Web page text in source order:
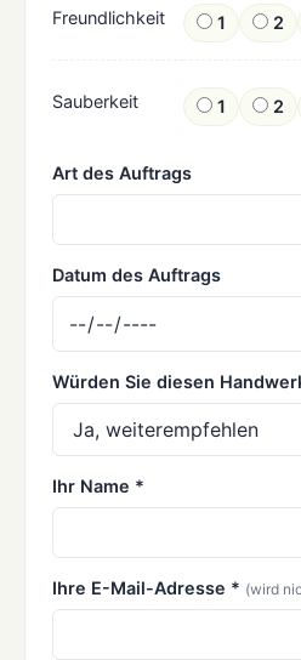
Freundlichkeit 1 2
Sauberkeit 1 2
Art des Auftrags
Datum des Auftrags
Würden Sie diesen
Ihr Name *
Ihre E-Mail-Adresse * (wird